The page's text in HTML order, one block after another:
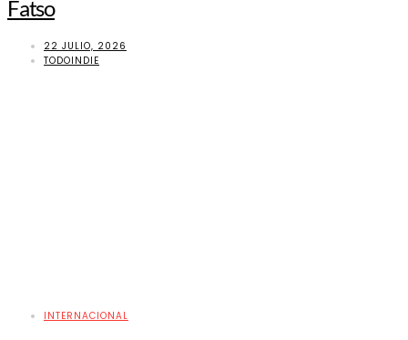
Fatso
22 JULIO, 2026
TODOINDIE
INTERNACIONAL